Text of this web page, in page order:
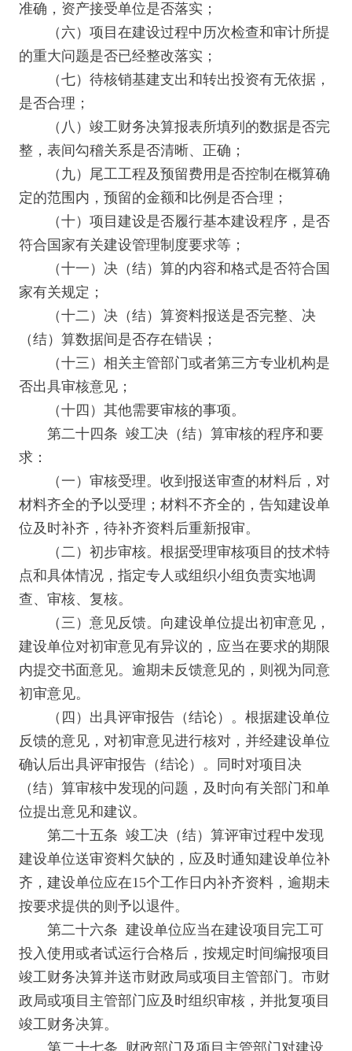
准确，资产接受单位是否落实；
（六）项目在建设过程中历次检查和审计所提
的重大问题是否已经整改落实；
（七）待核销基建支出和转出投资有无依据，
是否合理；
（八）竣工财务决算报表所填列的数据是否完
整，表间勾稽关系是否清晰、正确；
（九）尾工工程及预留费用是否控制在概算确
定的范围内，预留的金额和比例是否合理；
（十）项目建设是否履行基本建设程序，是否
符合国家有关建设管理制度要求等；
（十一）决（结）算的内容和格式是否符合国
家有关规定；
（十二）决（结）算资料报送是否完整、决
（结）算数据间是否存在错误；
（十三）相关主管部门或者第三方专业机构是
否出具审核意见；
（十四）其他需要审核的事项。
第二十四条 竣工决（结）算审核的程序和要
求：
（一）审核受理。收到报送审查的材料后，对
材料齐全的予以受理；材料不齐全的，告知建设单
位及时补齐，待补齐资料后重新报审。
（二）初步审核。根据受理审核项目的技术特
点和具体情况，指定专人或组织小组负责实地调
查、审核、复核。
（三）意见反馈。向建设单位提出初审意见，
建设单位对初审意见有异议的，应当在要求的期限
内提交书面意见。逾期未反馈意见的，则视为同意
初审意见。
（四）出具评审报告（结论）。根据建设单位
反馈的意见，对初审意见进行核对，并经建设单位
确认后出具评审报告（结论）。同时对项目决
（结）算审核中发现的问题，及时向有关部门和单
位提出意见和建议。
第二十五条 竣工决（结）算评审过程中发现
建设单位送审资料欠缺的，应及时通知建设单位补
齐，建设单位应在15个工作日内补齐资料，逾期未
按要求提供的则予以退件。
第二十六条 建设单位应当在建设项目完工可
投入使用或者试运行合格后，按规定时间编报项目
竣工财务决算并送市财政局或项目主管部门。市财
政局或项目主管部门应及时组织审核，并批复项目
竣工财务决算。